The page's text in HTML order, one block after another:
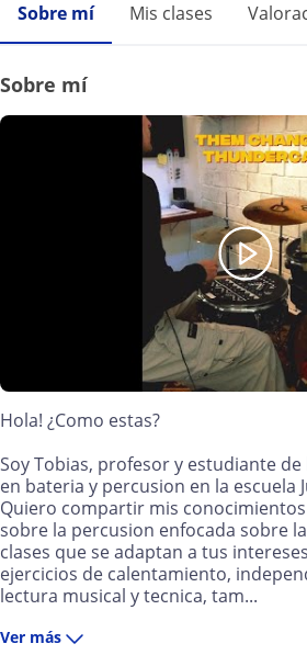
Sobre mí Mis clases
Sobre mí
Hola! ¿Como estas?
Soy Tobias, profesor y estudiante
en bateria y percusion en la escuela
Quiero compartir mis
sobre la percusion enfocada sobre
clases que se adaptan a tus
ejercicios de calentamiento,
lectura musical y tecnica, tam...
Ver más